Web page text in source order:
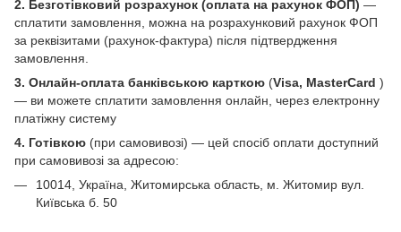
2. Безготівковий розрахунок (оплата на рахунок ФОП) —
сплатити замовлення, можна на розрахунковий рахунок ФОП
за реквізитами (рахунок-фактура) після підтвердження
замовлення.
3. Онлайн-оплата банківською карткою (Visa, MasterCard )
— ви можете сплатити замовлення онлайн, через електронну
платіжну систему
4. Готівкою (при самовивозі) — цей спосіб оплати доступний
при самовивозі за адресою:
10014, Україна, Житомирська область, м. Житомир вул.
Київська б. 50